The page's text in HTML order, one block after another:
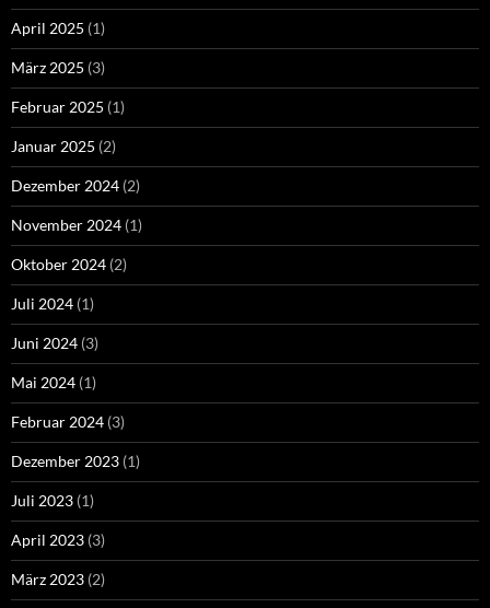
April 2025 (1)
März 2025 (3)
Februar 2025 (1)
Januar 2025 (2)
Dezember 2024 (2)
November 2024 (1)
Oktober 2024 (2)
Juli 2024 (1)
Juni 2024 (3)
Mai 2024 (1)
Februar 2024 (3)
Dezember 2023 (1)
Juli 2023 (1)
April 2023 (3)
März 2023 (2)